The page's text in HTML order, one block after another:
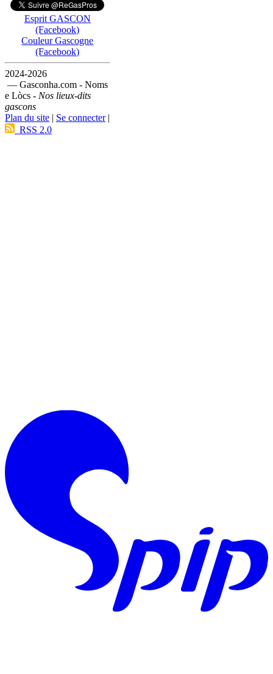
Esprit GASCON
(Facebook)
Couleur Gascogne
(Facebook)
2024-2026
— Gasconha.com - Noms
e Lòcs - Nos lieux-dits
gascons
Plan du site | Se connecter|
RSS 2.0